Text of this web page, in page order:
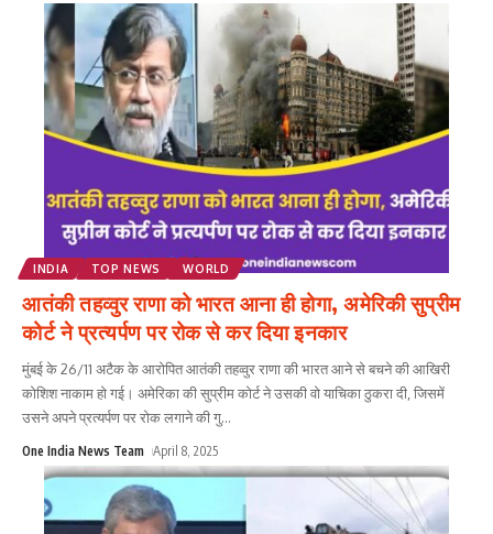
INDIA TOP NEWS WORLD
आतंकी तहव्वुर राणा को भारत आना ही होगा, अमेरिकी सुप्रीम
कोर्ट ने प्रत्यर्पण पर रोक से कर दिया इनकार
मुंबई के 26/11 अटैक के आरोपित आतंकी तहव्वुर राणा की भारत आने से बचने की आखिरी
कोशिश नाकाम हो गई। अमेरिका की सुप्रीम कोर्ट ने उसकी वो याचिका ठुकरा दी, जिसमें
उसने अपने प्रत्यर्पण पर रोक लगाने की गु...
One India News Team April 8, 2025